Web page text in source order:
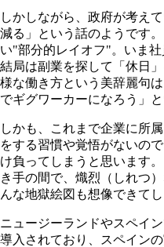
しかしながら、政府が考え
減る」という話のようです
い"部分的レイオフ"。いま社
結局は副業を探して「休日
様な働き方という美辞麗句
でギグワーカーになろう」
しかも、これまで企業に所
をする習慣や覚悟がないの
け負ってしまうと思います
き手の間で、熾烈（しれつ
んな地獄絵図も想像できてし
ニュージーランドやスペイ
導入されており、スペイン